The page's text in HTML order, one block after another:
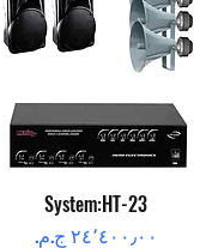
العرض السريع
System:HT-23
السعر